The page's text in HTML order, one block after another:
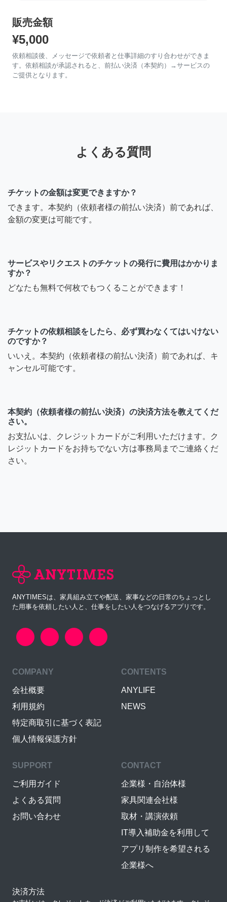
販売金額
¥5,000
依頼相談後、メッセージで依頼者と仕事詳細のすり合わせができま
す。依頼相談が承認されると、前払い決済（本契約）→サービスの
ご提供となります。
よくある質問
チケットの金額は変更できますか？
できます。本契約（依頼者様の前払い決済）前であれば、
金額の変更は可能です。
サービスやリクエストのチケットの発行に費用はかかりま
すか？
どなたも無料で何枚でもつくることができます！
チケットの依頼相談をしたら、必ず買わなくてはいけない
のですか？
いいえ。本契約（依頼者様の前払い決済）前であれば、キ
ャンセル可能です。
本契約（依頼者様の前払い決済）の決済方法を教えてくだ
さい。
お支払いは、クレジットカードがご利用いただけます。ク
レジットカードをお持ちでない方は事務局までご連絡くだ
さい。
ANYTIMESは、家具組み立てや配送、家事などの日常のちょっとし
た用事を依頼したい人と、仕事をしたい人をつなげるアプリです。
COMPANY
会社概要
利用規約
特定商取引に基づく表記
個人情報保護方針
CONTENTS
ANYLIFE
NEWS
SUPPORT
ご利用ガイド
よくある質問
お問い合わせ
CONTACT
企業様・自治体様
家具関連会社様
取材・講演依頼
IT導入補助金を利用して
アプリ制作を希望される
企業様へ
決済方法